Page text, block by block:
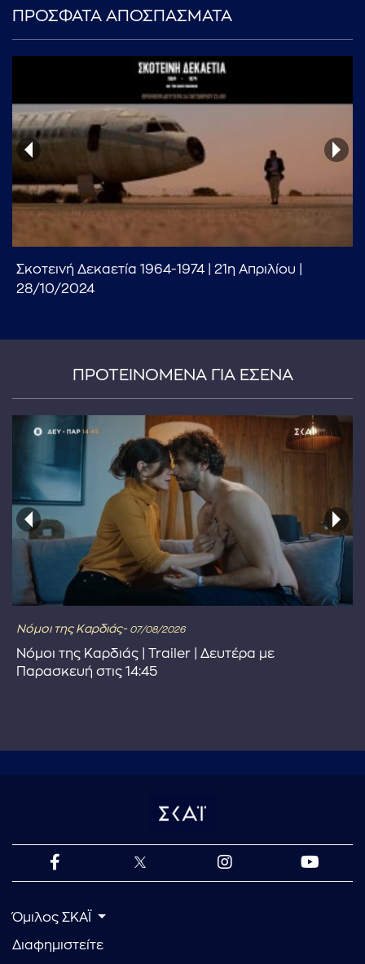
...πληκτρολογήστε κείμενο προς αναζήτηση
ΠΡΟΣΦΑΤΑ ΑΠΟΣΠΑΣΜΑΤΑ
Σκοτεινή Δεκαετία 1964-1974 | 21η Απριλίου |
28/10/2024
ΠΡΟΤΕΙΝΟΜΕΝΑ ΓΙΑ ΕΣΕΝΑ
Νόμοι της Καρδιάς- 07/08/2026
Νόμοι της Καρδιάς | Trailer | Δευτέρα με
Παρασκευή στις 14:45
Όμιλος ΣΚΑΪ
Διαφημιστείτε